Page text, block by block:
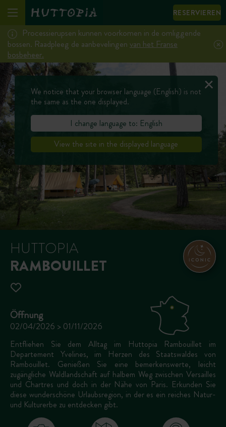
RESERVIEREN
Processierupsen kunnen voorkomen in de omliggende
bossen. Raadpleeg de aanbevelingen van het Franse
bosbeheer.
HUTTOPIA
RAMBOUILLET
Öffnung
02/04/2026 > 01/11/2026
Entfliehen Sie dem Alltag im Huttopia Rambouillet im
Departement Yvelines, im Herzen des Staatswaldes von
Rambouillet. Genießen Sie eine bemerkenswerte, leicht
zugängliche Waldlandschaft auf halbem Weg zwischen Versailles
und Chartres und doch in der Nähe von Paris. Erkunden Sie
diese wunderschöne Urlaubsregion, in der es ein reiches Natur-
und Kulturerbe zu entdecken gibt.
We notice that your browser language (English) is not
the same as the one displayed.
I change language to: English
View the site in the displayed language